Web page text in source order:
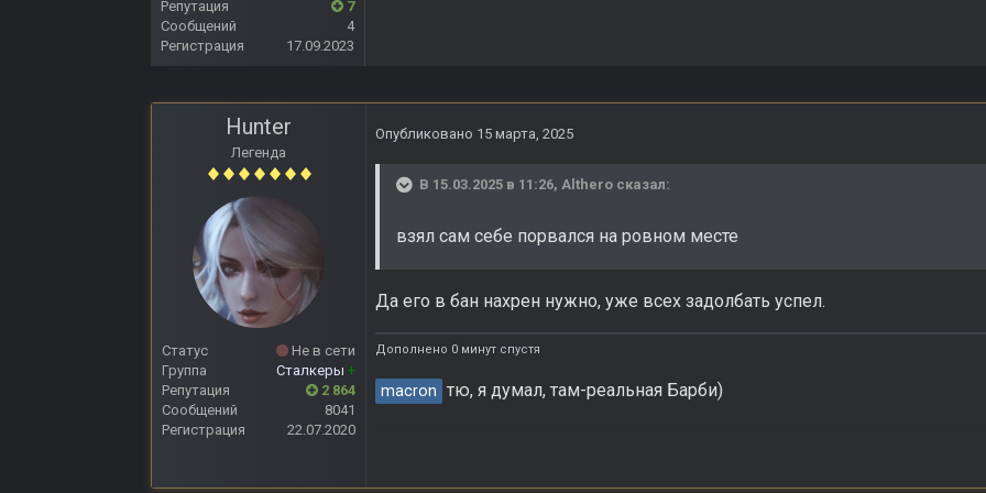
Репутация
7
Сообщений
4
Регистрация
17.09.2023
Hunter
Легенда
Статус
Не в сети
Группа
Сталкеры +
Репутация
2 864
Сообщений
8041
Регистрация
22.07.2020
Опубликовано 15 марта, 2025
В 15.03.2025 в 11:26, Althero сказал:
взял сам себе порвался на ровном месте
Да его в бан нахрен нужно, уже всех задолбать успел.
Дополнено 0 минут спустя
macron тю, я думал, там-реальная Барби)